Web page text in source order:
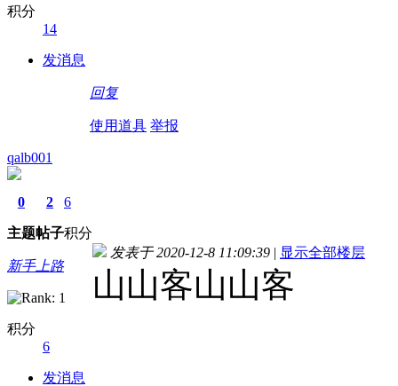
积分
14
发消息
回复
使用道具 举报
qalb001
0
主题
2
帖子
6
积分
新手上路
积分
6
发消息
发表于 2020-12-8 11:09:39 | 显示全部楼层
山山客山山客